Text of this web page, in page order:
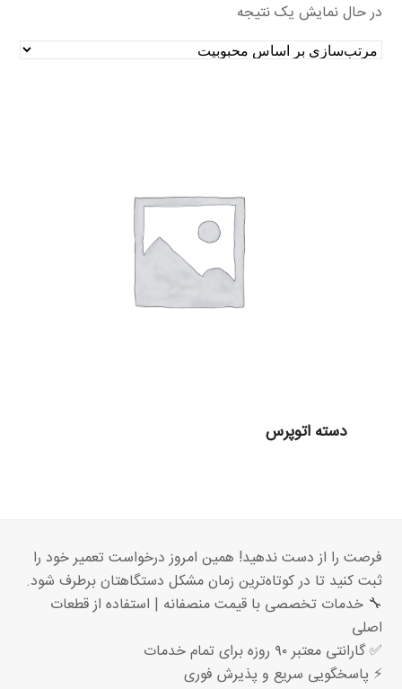
در حال نمایش یک نتیجه
دسته اتوپرس
فرصت را از دست ندهید! همین امروز درخواست تعمیر خود را
ثبت کنید تا در کوتاه‌ترین زمان مشکل دستگاهتان برطرف شود.
🔧 خدمات تخصصی با قیمت منصفانه | استفاده از قطعات
اصلی
✅ گارانتی معتبر ۹۰ روزه برای تمام خدمات
⚡ پاسخگویی سریع و پذیرش فوری